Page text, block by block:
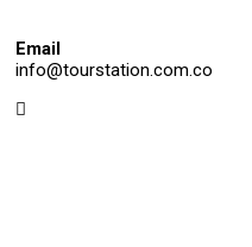
Email
info@tourstation.com.co